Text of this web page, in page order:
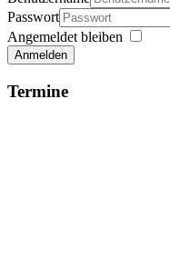
Passwort
Angemeldet bleiben
Anmelden
Termine